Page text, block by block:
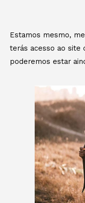
Estamos mesmo,
terás acesso ao site
poderemos estar